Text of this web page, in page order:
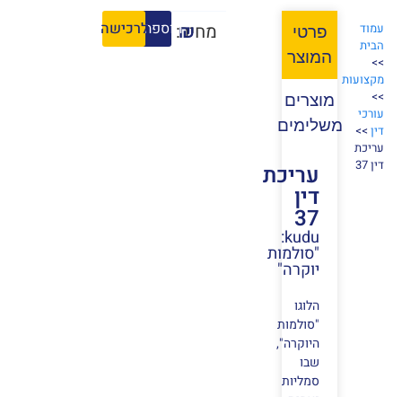
עמוד
הבית
>>
מקצועות
>>
עורכי
דין>>
עריכת
דין 37
פרטי
המוצר
מוצרים
משלימים
עריכת
דין
37
kudu:
"סולמות
יוקרה"
הלוגו
"סולמות
היוקרה",
שבו
סמליות
מחיר:
₪הוספה לסל
לרכישה